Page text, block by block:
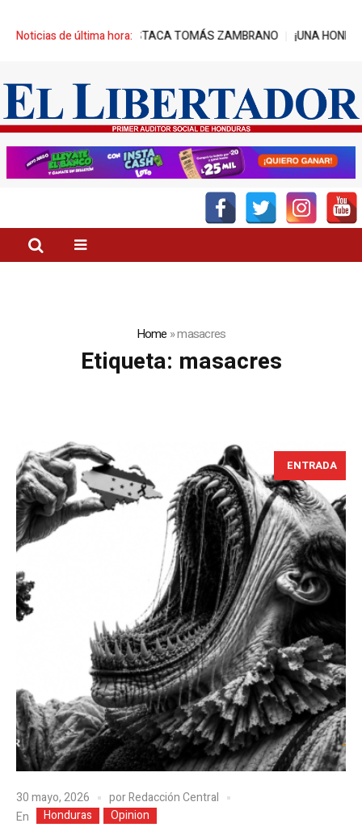
Noticias de última hora:
DESTACA TOMÁS ZAMBRANO ¡UNA HONDA PARA CADA
Home »masacres
Etiqueta: masacres
ENTRADA
30 mayo, 2026 porRedacción Central
En
Honduras Opinion